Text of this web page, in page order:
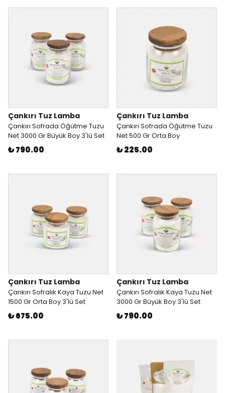
Çankırı Tuz Lamba
Çankırı Sofrada Öğütme Tuzu
Net 3000 Gr Büyük Boy 3'lü Set
₺ 790.00
Çankırı Tuz Lamba
Çankırı Sofrada Öğütme Tuzu
Net 500 Gr Orta Boy
₺ 225.00
Çankırı Tuz Lamba
Çankırı Sofralık Kaya Tuzu Net
1500 Gr Orta Boy 3'lü Set
₺ 675.00
Çankırı Tuz Lamba
Çankırı Sofralık Kaya Tuzu Net
3000 Gr Büyük Boy 3'lü Set
₺ 790.00